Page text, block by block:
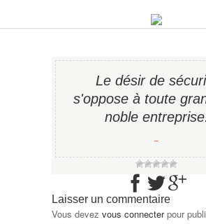
Le désir de
s'oppose à toute
noble entreprise.
−
Laisser un commentaire
Vous devez vous connecterpour